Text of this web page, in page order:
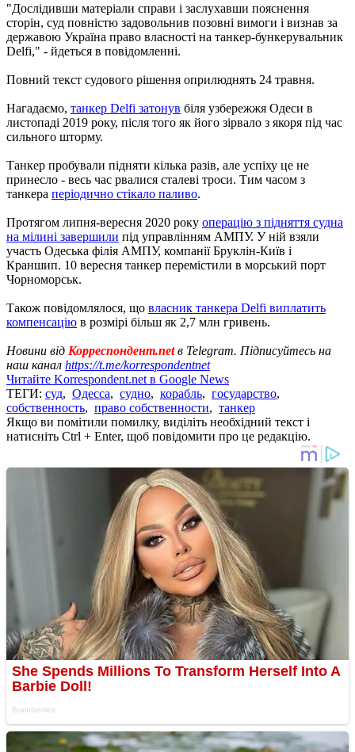
"Дослідивши матеріали справи і заслухавши пояснення
сторін, суд повністю задовольнив позовні вимоги і визнав за
державою Україна право власності на танкер-бункерувальник
Delfi," - йдеться в повідомленні.
Повний текст судового рішення оприлюднять 24 травня.
Нагадаємо, танкер Delfi затонув біля узбережжя Одеси в
листопаді 2019 року, після того як його зірвало з якоря під час
сильного шторму.
Танкер пробували підняти кілька разів, але успіху це не
принесло - весь час рвалися сталеві троси. Тим часом з
танкера періодично стікало паливо.
Протягом липня-вересня 2020 року операцію з підняття судна
на мілині завершили під управлінням АМПУ. У ній взяли
участь Одеська філія АМПУ, компанії Бруклін-Київ і
Краншип. 10 вересня танкер перемістили в морський порт
Чорноморськ.
Також повідомлялося, що власник танкера Delfi виплатить
компенсацію в розмірі більш як 2,7 млн ​​гривень.
Новини від Корреспондент.netв Telegram. Підписуйтесь на
наш канал https://t.me/korrespondentnet
Читайте Korrespondent.net в Google News
ТЕГИ: суд, Одесса, судно, корабль, государство,
собственность, право собственности, танкер
Якщо ви помітили помилку, виділіть необхідний текст і
натисніть Ctrl + Enter, щоб повідомити про це редакцію.